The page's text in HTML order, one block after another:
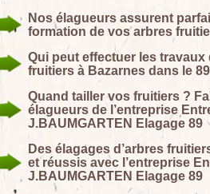
Nos élagueurs assurent
formation de vos arbres
Qui peut effectuer les
fruitiers à Bazarnes dans le
Quand tailler vos fruitiers ?
élagueurs de l’entreprise
J.BAUMGARTEN Elagage 89
Des élagages d’arbres
et réussis avec l’entreprise
J.BAUMGARTEN Elagage 89